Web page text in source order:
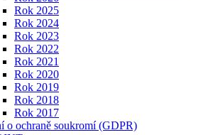
Rok 2025
Rok 2024
Rok 2023
Rok 2022
Rok 2021
Rok 2020
Rok 2019
Rok 2018
Rok 2017
o ochraně soukromí (GDPR)